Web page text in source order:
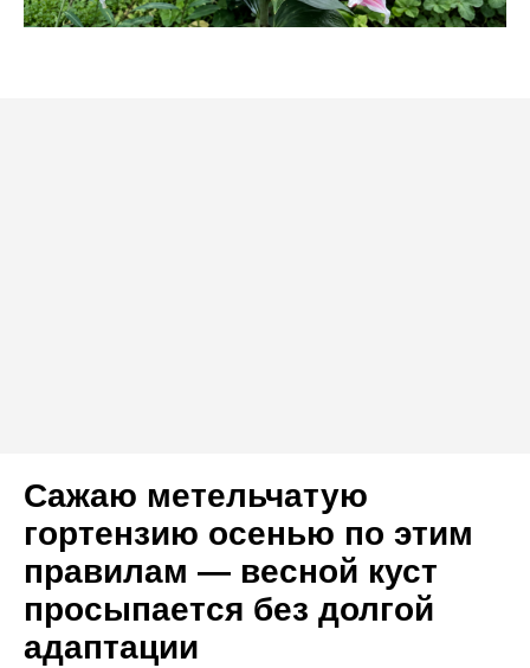
Сажаю метельчатую
гортензию осенью по этим
правилам — весной куст
просыпается без долгой
адаптации